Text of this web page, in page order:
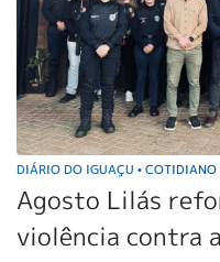
DIÁRIO DO IGUAÇU • COTIDIANO
Agosto Lilás
violência contra